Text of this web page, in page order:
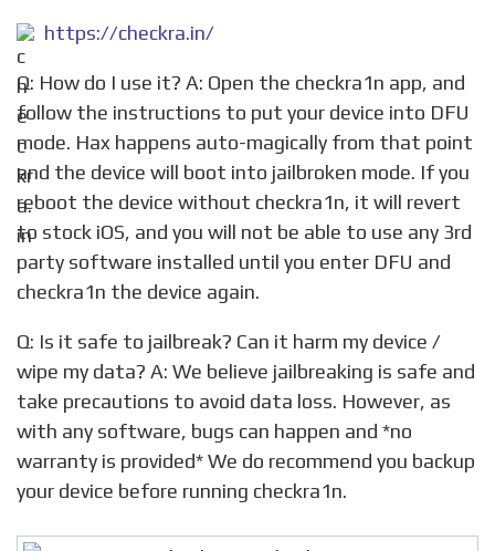
https://checkra.in/
Q: How do I use it? A: Open the checkra1n app, and
follow the instructions to put your device into DFU
mode. Hax happens auto-magically from that point
and the device will boot into jailbroken mode. If you
reboot the device without checkra1n, it will revert
to stock iOS, and you will not be able to use any 3rd
party software installed until you enter DFU and
checkra1n the device again.
Q: Is it safe to jailbreak? Can it harm my device /
wipe my data? A: We believe jailbreaking is safe and
take precautions to avoid data loss. However, as
with any software, bugs can happen and *no
warranty is provided* We do recommend you backup
your device before running checkra1n.